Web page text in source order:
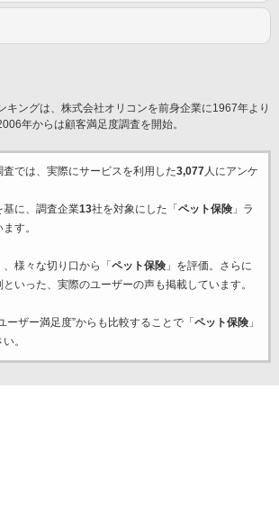
キングは、株式会社オリコンを前身企業に1967年より
年からは顧客満足度調査を開始。
では、実際にサービスを利用した3,077人にアンケ
基に、調査企業13社を対象にした「 ペット保険」ラ
す。
様々な切り口から「 ペット保険」を評価。さらに
いった、実際のユーザーの声も掲載しています。
ーザー満足度”からも比較することで「 ペット保険」
。